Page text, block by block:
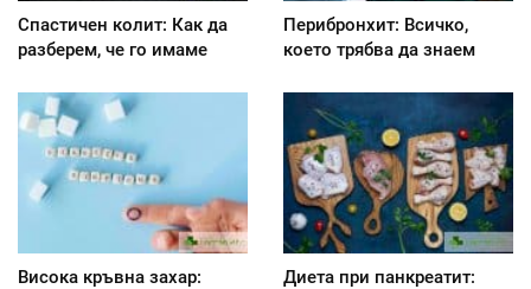
Спастичен колит: Как да
разберем, че го имаме
Перибронхит: Всичко,
което трябва да знаем
Висока кръвна захар:
Диета при панкреатит: